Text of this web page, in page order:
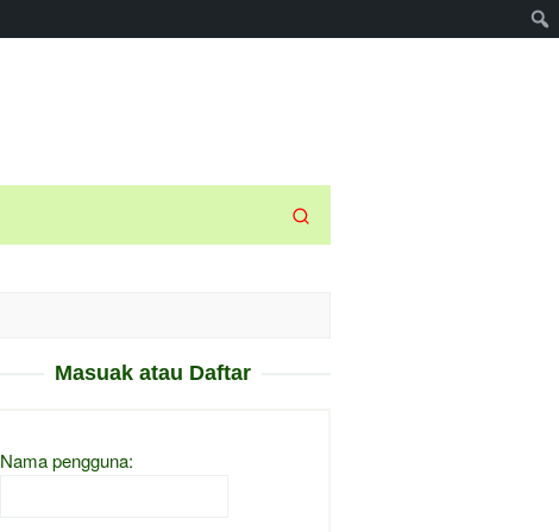
Masuak atau Daftar
Nama pengguna: